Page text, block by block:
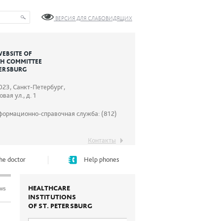
ВЕРСИЯ ДЛЯ СЛАБОВИДЯЩИХ
OF
COMMITTEE
Санкт-Петербург,
ул., д. 1
справочная служба: (812)
Контакты
doctor Help phones
HEALTHCARE
INSTITUTIONS
OF ST. PETERSBURG